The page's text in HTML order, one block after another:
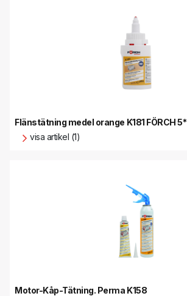
Flänstätning medel orange K181 FÖRCH 5*
visa artikel (1)
Motor-Kåp-Tätning. Perma K158